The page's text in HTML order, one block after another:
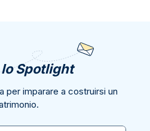
Spotlight
per imparare a costruirsi un